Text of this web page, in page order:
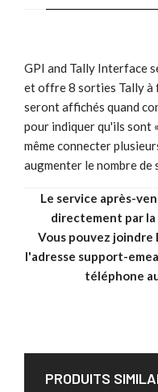
GPI and Tally Interface
et offre 8 sorties Tally à
seront affichés quand
pour indiquer qu'ils sont
même connecter
augmenter le nombre de
Le service après-
directement par la
Vous pouvez joindre
l'adresse support-
téléphone
PRODUITS